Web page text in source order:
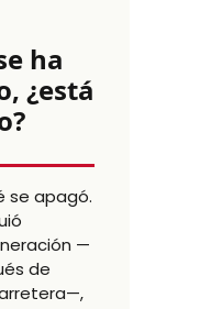
ha
¿está
se apagó.
—
de